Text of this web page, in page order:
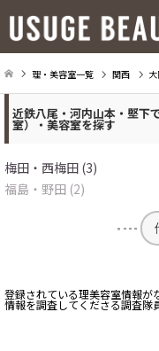
理・美容室一覧 関西
近鉄八尾・河内山本・堅下
室）・美容室を探す
梅田・西梅田 (3)
福島・野田 (2)
登録されている理美容室情報
情報を調査してくださる調査